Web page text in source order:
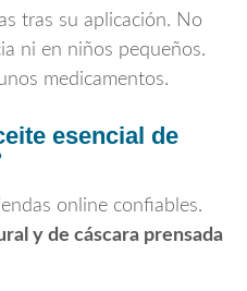
tras su aplicación. No
ni en niños pequeños.
medicamentos.
esencial de
online confiables.
y de cáscara prensada